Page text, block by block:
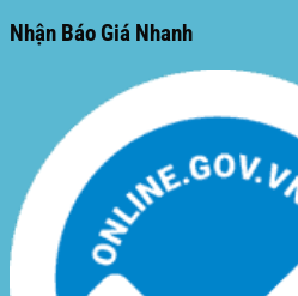
Nhận Báo Giá Nhanh